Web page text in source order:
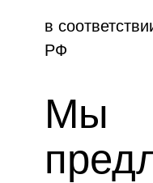
в
РФ
Мы